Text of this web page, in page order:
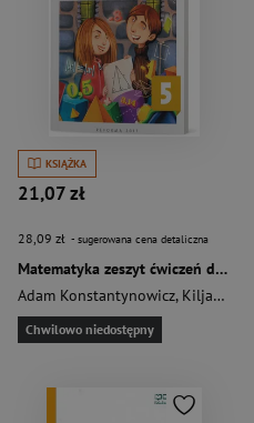
KSIĄŻKA
21,07 zł
28,09 zł - sugerowana cena detaliczna
Matematyka zeszyt ćwiczeń dla kalsy 5 szkoły podstawowej
Adam Konstantynowicz, Kiljańska Bożena
Chwilowo niedostępny